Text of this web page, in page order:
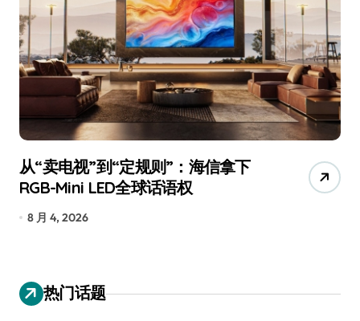
从“卖电视”到“定规则”：海信拿下
RGB-Mini LED全球话语权
8 月 4, 2026
热门话题